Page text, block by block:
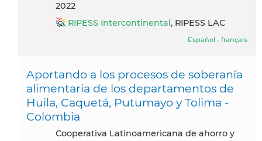
2022
RIPESS Intercontinental, RIPESS LAC
Español - français
Aportando a los procesos de soberanía
alimentaria de los departamentos de
Huila, Caquetá, Putumayo y Tolima -
Colombia
Cooperativa Latinoamericana de ahorro y